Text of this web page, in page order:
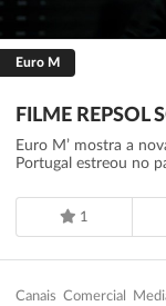
Euro M
FILME REPSOL
Euro M’ mostra a
Portugal estreou no
1
Canais Comercial